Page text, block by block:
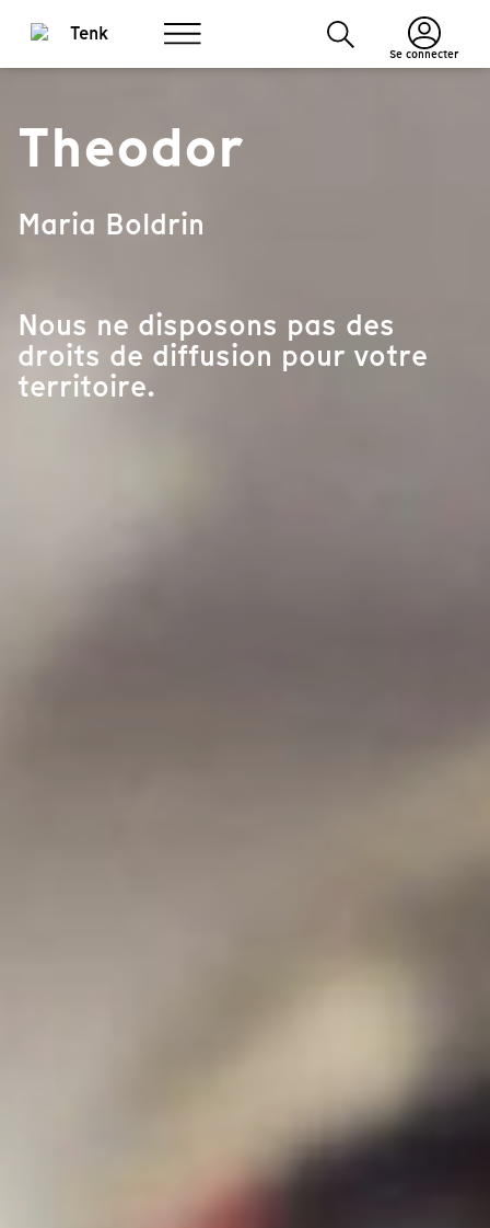
Se connecter
Theodor
Maria Boldrin
Nous ne disposons pas des
droits de diffusion pour votre
territoire.